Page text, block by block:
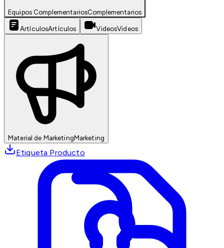
Equipos ComplementariosComplementarios
ArtículosArtículos VideosVideos
Material de MarketingMarketing
Etiqueta Producto